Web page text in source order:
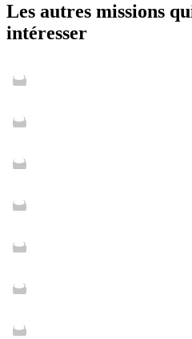
Les autres missions
intéresser